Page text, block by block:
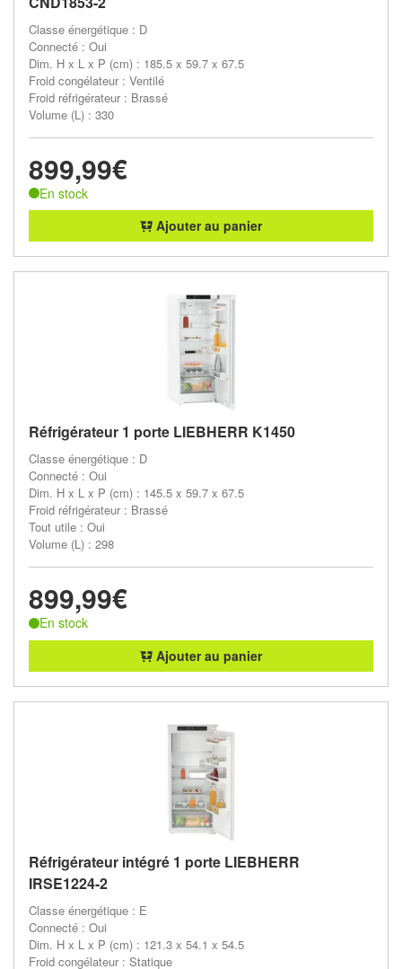
Classe énergétique : D
Connecté : Oui
Dim. H x L x P (cm) : 185.5 x 59.7 x 67.5
Froid congélateur : Ventilé
Froid réfrigérateur : Brassé
Volume (L) : 330
899,99€
En stock
Ajouter au panier
Réfrigérateur 1 porte LIEBHERR K1450
Classe énergétique : D
Connecté : Oui
Dim. H x L x P (cm) : 145.5 x 59.7 x 67.5
Froid réfrigérateur : Brassé
Tout utile : Oui
Volume (L) : 298
899,99€
En stock
Ajouter au panier
Réfrigérateur intégré 1 porte LIEBHERR
IRSE1224-2
Classe énergétique : E
Connecté : Oui
Dim. H x L x P (cm) : 121.3 x 54.1 x 54.5
Froid congélateur : Statique